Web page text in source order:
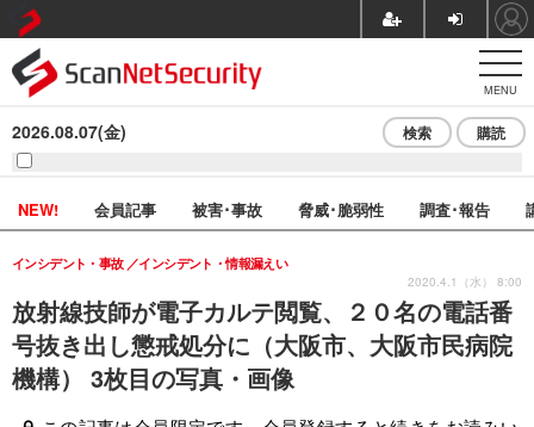
MENU
2026.08.07(金) 検索 購読
NEW! 会員記事 被害･事故 脅威･脆弱性 調査･報告
放射線技師が電子カルテ閲覧、２０名の電話番
号抜き出し懲戒処分に（大阪市、大阪市民病院
機構） 3枚目の写真・画像
インシデント・事故 インシデント・情報漏えい
2020.4.1（水） 8:00